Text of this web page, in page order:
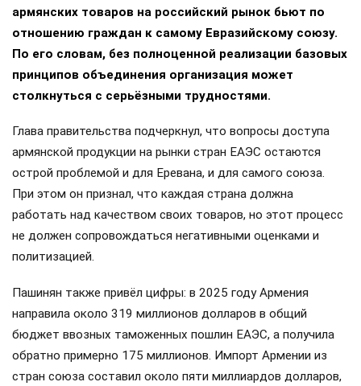
армянских товаров на российский рынок бьют по
отношению граждан к самому Евразийскому союзу.
По его словам, без полноценной реализации базовых
принципов объединения организация может
столкнуться с серьёзными трудностями.
Глава правительства подчеркнул, что вопросы доступа
армянской продукции на рынки стран ЕАЭС остаются
острой проблемой и для Еревана, и для самого союза.
При этом он признал, что каждая страна должна
работать над качеством своих товаров, но этот процесс
не должен сопровождаться негативными оценками и
политизацией.
Пашинян также привёл цифры: в 2025 году Армения
направила около 319 миллионов долларов в общий
бюджет ввозных таможенных пошлин ЕАЭС, а получила
обратно примерно 175 миллионов. Импорт Армении из
стран союза составил около пяти миллиардов долларов,